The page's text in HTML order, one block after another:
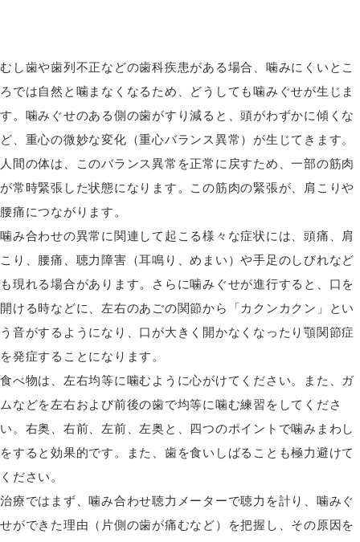
むし歯や歯列不正などの歯科疾患がある場合、噛みにくいとこ
ろでは自然と噛まなくなるため、どうしても噛みぐせが生じま
す。噛みぐせのある側の歯がすり減ると、頭がわずかに傾くな
ど、重心の微妙な変化（重心バランス異常）が生じてきます。
人間の体は、このバランス異常を正常に戻すため、一部の筋肉
が常時緊張した状態になります。この筋肉の緊張が、肩こりや
腰痛につながります。
噛み合わせの異常に関連して起こる様々な症状には、頭痛、肩
こり、腰痛、聴力障害（耳鳴り、めまい）や手足のしびれなど
も現れる場合があります。さらに噛みぐせが進行すると、口を
開ける時などに、左右のあごの関節から「カクンカクン」とい
う音がするようになり、口が大きく開かなくなったり顎関節症
を発症することになります。
食べ物は、左右均等に噛むように心がけてください。また、ガ
ムなどを左右および前後の歯で均等に噛む練習をしてくださ
い。右奥、右前、左前、左奥と、四つのポイントで噛みまわし
をすると効果的です。また、歯を食いしばることも極力避けて
ください。
治療ではまず、噛み合わせ聴力メーターで聴力を計り、噛みぐ
せができた理由（片側の歯が痛むなど）を把握し、その原因を